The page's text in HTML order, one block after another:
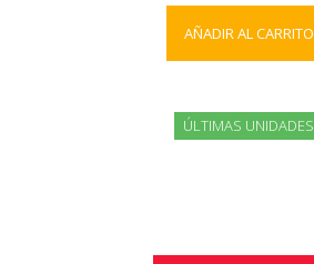
AÑADIR AL CARRITO
ÚLTIMAS UNIDADES